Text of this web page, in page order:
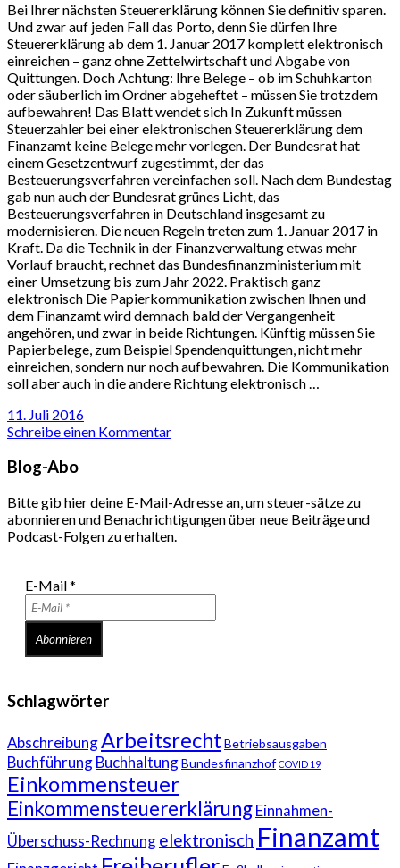
Bei Ihrer nächsten Steuererklärung können Sie definitiv sparen.
Und zwar auf jeden Fall das Porto, denn Sie dürfen Ihre
Steuererklärung ab dem 1. Januar 2017 komplett elektronisch
einreichen – ganz ohne Zettelwirtschaft und Abgabe von
Quittungen. Doch Achtung: Ihre Belege – ob im Schuhkarton
oder säuberlich im Ordner abgeheftet – müssen Sie trotzdem
aufbewahren! Das Blatt wendet sich In Zukunft müssen
Steuerzahler bei einer elektronischen Steuererklärung dem
Finanzamt keine Belege mehr vorlegen. Der Bundesrat hat
einem Gesetzentwurf zugestimmt, der das
Besteuerungsverfahren vereinfachen soll. Nach dem Bundestag
gab nun auch der Bundesrat grünes Licht, das
Besteuerungsverfahren in Deutschland insgesamt zu
modernisieren. Die neuen Regeln treten zum 1. Januar 2017 in
Kraft. Da die Technik in der Finanzverwaltung etwas mehr
Vorlauf braucht, rechnet das Bundesfinanzministerium mit
einer Umsetzung bis zum Jahr 2022. Praktisch ganz
elektronisch Die Papierkommunikation zwischen Ihnen und
dem Finanzamt wird demnach bald der Vergangenheit
angehören, und zwar in beide Richtungen. Künftig müssen Sie
Papierbelege, zum Beispiel Spendenquittungen, nicht mehr
einreichen, sondern nur noch aufbewahren. Die Kommunikation
soll aber auch in die andere Richtung elektronisch …
11. Juli 2016
Schreibe einen Kommentar
Blog-Abo
Bitte gib hier deine E-Mail-Adresse an, um steuer-sätze zu
abonnieren und Benachrichtigungen über neue Beiträge und
Podcast-Folgen zu erhalten.
E-Mail*
Schlagwörter
AbschreibungArbeitsrechtBetriebsausgaben
BuchführungBuchhaltungBundesfinanzhof COVID 19
Einkommensteuer
EinkommensteuererklärungEinnahmen-
Überschuss-Rechnungelektronisch Finanzamt